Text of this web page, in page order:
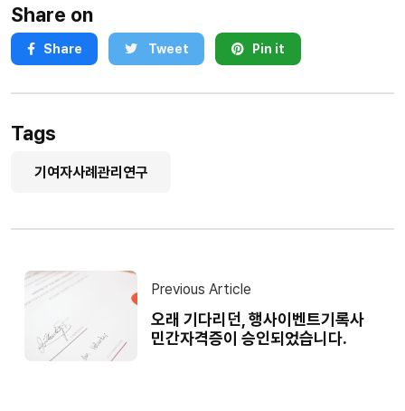
Share on
Share Tweet Pin it
Tags
기여자사례관리연구
Previous Article
오래 기다리던, 행사이벤트기록사
민간자격증이 승인되었습니다.